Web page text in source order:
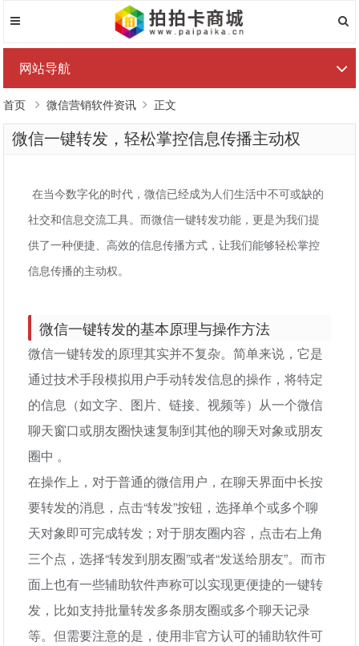
网站导航
首页 微信营销软件资讯 正文
微信一键转发，轻松掌控信息传播主动权
在当今数字化的时代，微信已经成为人们生活中不可或缺的
社交和信息交流工具。而微信一键转发功能，更是为我们提
供了一种便捷、高效的信息传播方式，让我们能够轻松掌控
信息传播的主动权。
微信一键转发的基本原理与操作方法
微信一键转发的原理其实并不复杂。简单来说，它是
通过技术手段模拟用户手动转发信息的操作，将特定
的信息（如文字、图片、链接、视频等）从一个微信
聊天窗口或朋友圈快速复制到其他的聊天对象或朋友
圈中 。
在操作上，对于普通的微信用户，在聊天界面中长按
要转发的消息，点击“转发”按钮，选择单个或多个聊
天对象即可完成转发；对于朋友圈内容，点击右上角
三个点，选择“转发到朋友圈”或者“发送给朋友”。而市
面上也有一些辅助软件声称可以实现更便捷的一键转
发，比如支持批量转发多条朋友圈或多个聊天记录
等。但需要注意的是，使用非官方认可的辅助软件可